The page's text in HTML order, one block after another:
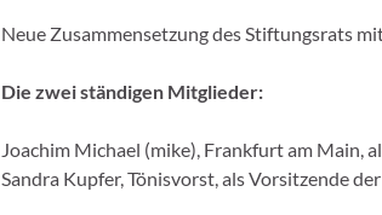
Neue Zusammensetzung des Stiftungsrats
Die zwei ständigen Mitglieder:
Joachim Michael (mike), Frankfurt am Main,
Sandra Kupfer, Tönisvorst, als Vorsitzende